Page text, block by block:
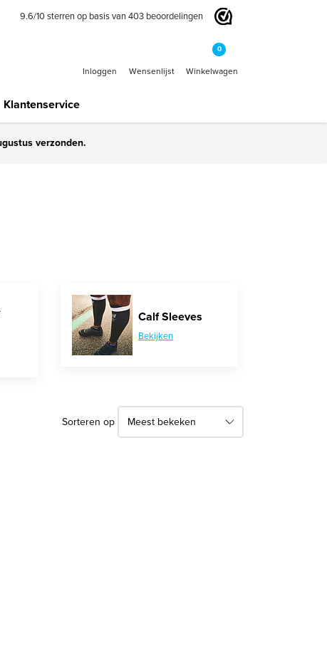
9.6/10sterren op basis van 403 beoordelingen
Inloggen Wensenlijst
0
Winkelwagen
Klantenservice
verzonden.
Calf Sleeves
Bekijken
Sorteren op